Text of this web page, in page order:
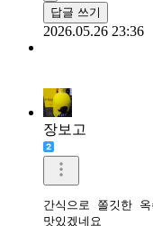
답글 쓰기
2026.05.26 23:36
장보고
간식으로 쫄깃한
맛있겠네요